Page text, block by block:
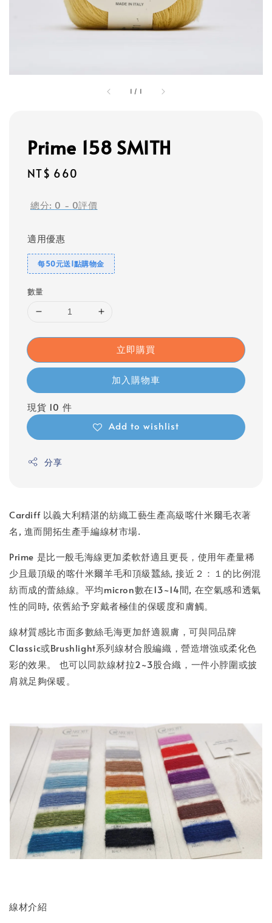
1 / 1
Prime 158 SMITH
Regular
NT$ 660
總分: 0 - 0評價
適用優惠
每50元送1點購物金
數量
立即購買
加入購物車
現貨 10 件
Add to wishlist
分享
Cardiff 以義大利精湛的紡織工藝生產高級喀什米爾毛衣著
名, 進而開拓生產手編線材市場.
Prime 是比一般毛海線更加柔軟舒適且更長，使用年產量稀
少且最頂級的喀什米爾羊毛和頂級蠶絲, 接近２：１的比例混
紡而成的蕾絲線。平均micron數在13~14間, 在空氣感和透氣
性的同時, 依舊給予穿戴者極佳的保暖度和膚觸。
線材質感比市面多數絲毛海更加舒適親膚，可與同品牌
Classic或Brushlight系列線材合股編織，營造增強或柔化色
彩的效果。 也可以同款線材拉2~3股合織，一件小脖圍或披
肩就足夠保暖。
線材介紹